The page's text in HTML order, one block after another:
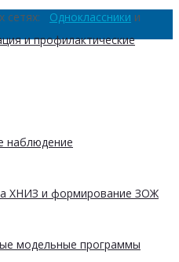
и профилактические
наблюдение
ХНИЗ и формирование ЗОЖ
модельные программы
сетях: Одноклассники и